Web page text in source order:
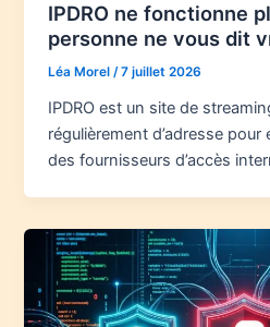
IPDRO ne fonctionne
personne ne vous dit
Léa Morel/7 juillet 2026
IPDRO est un site de
régulièrement d’adresse
des fournisseurs d’accès